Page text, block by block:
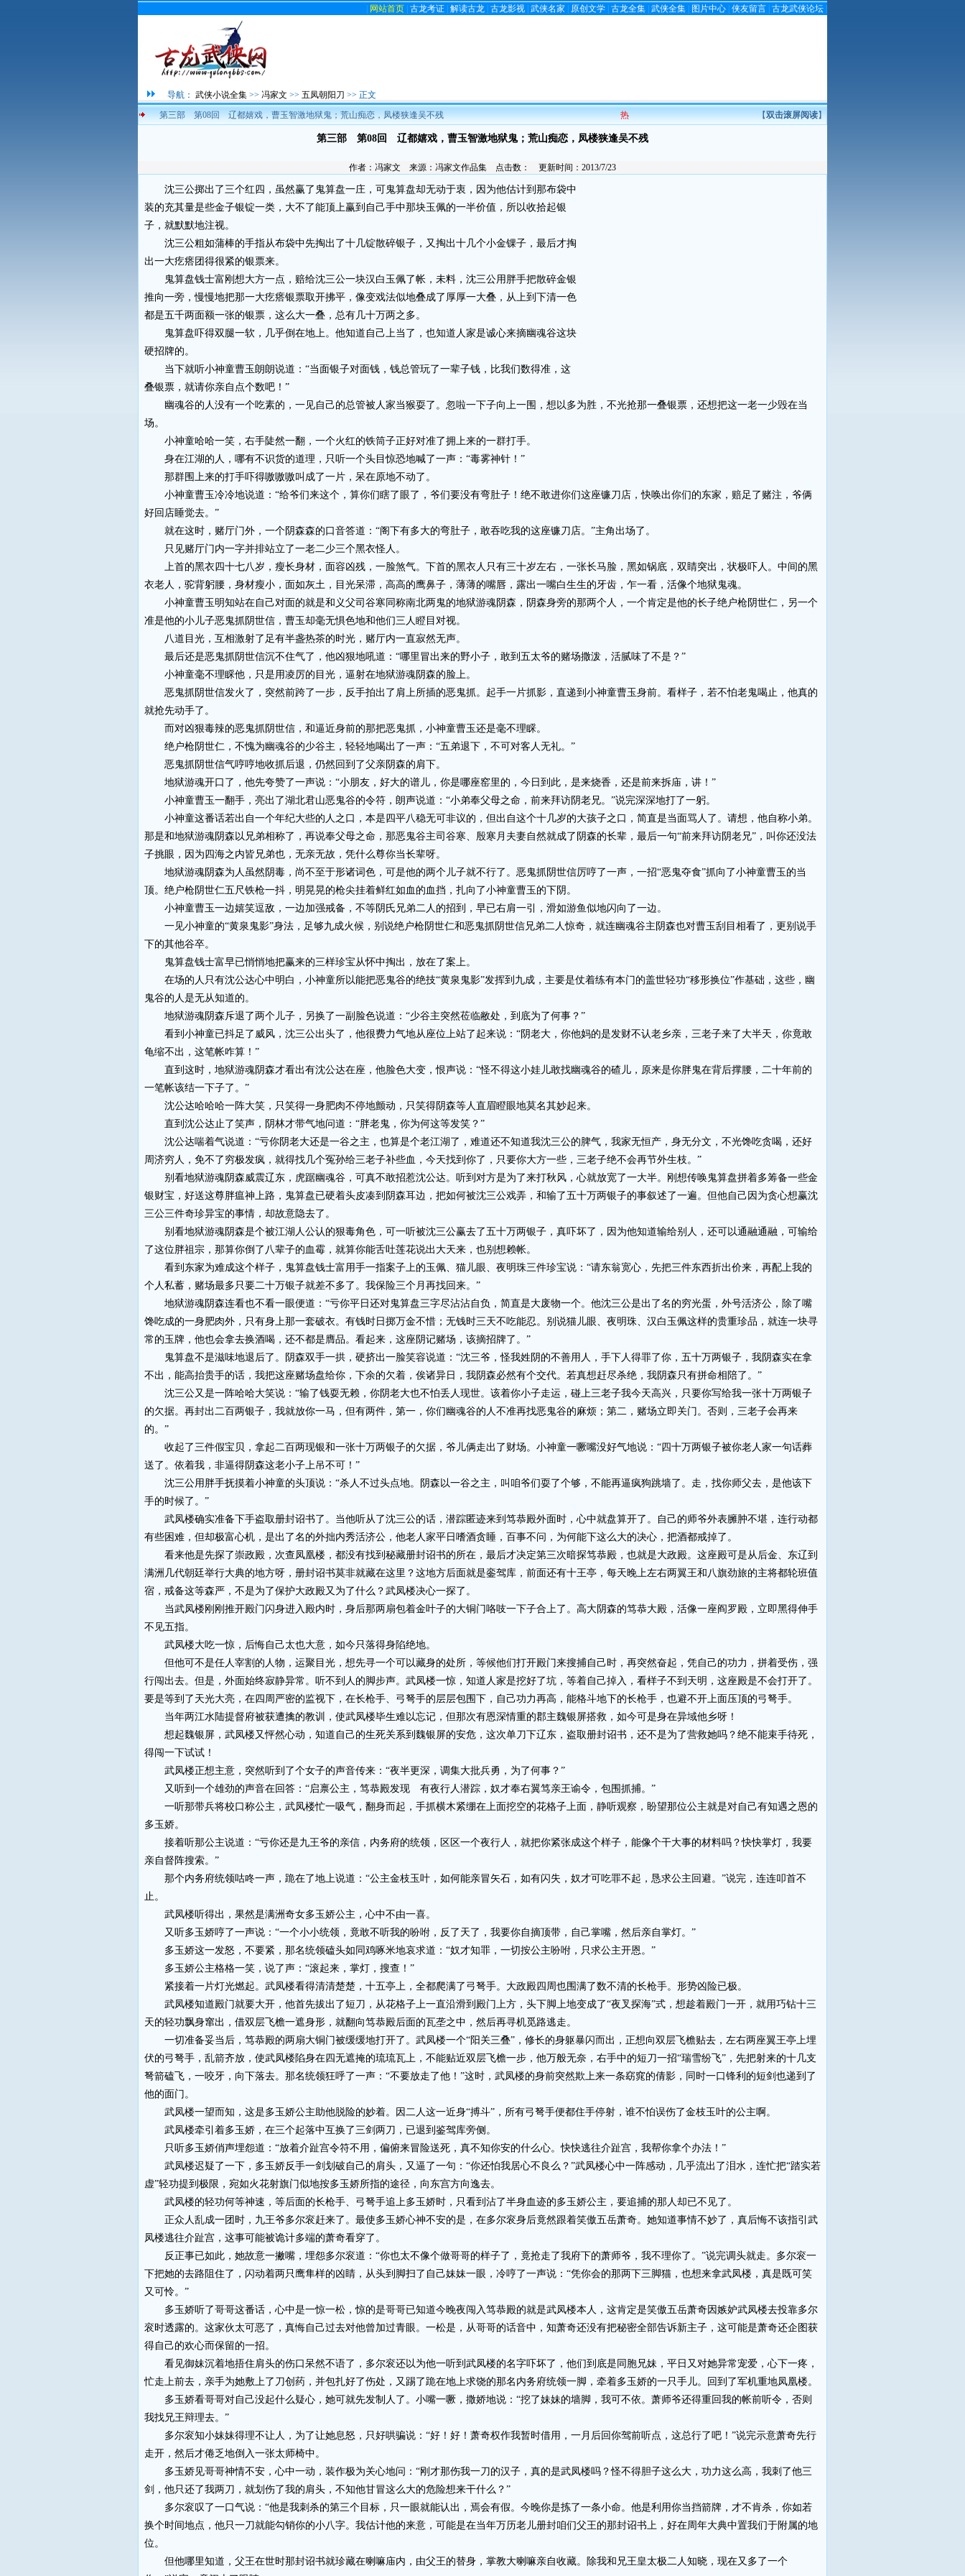
网站首页 古龙考证 解读古龙 古龙影视 武侠名家 原创文学 古龙全集 武侠全集 图片中心 侠友留言 古龙武侠论坛
导航： 武侠小说全集 >> 冯家文 >> 五凤朝阳刀 >> 正文
第三部 第08回 辽都嬉戏，曹玉智激地狱鬼；荒山痴恋，凤楼狭逢吴不残
热 【双击滚屏阅读】
第三部 第08回 辽都嬉戏，曹玉智激地狱鬼；荒山痴恋，凤楼狭逢吴不残
作者： 冯家文 来源： 冯家文作品集 点击数： 更新时间：2013/7/23
沈三公掷出了三个红四，虽然赢了鬼算盘一庄，可鬼算盘却无动于衷，因为他估计到那布袋中
装的充其量是些金子银锭一类，大不了能顶上赢到自己手中那块玉佩的一半价值，所以收拾起银
子，就默默地注视。
沈三公粗如蒲棒的手指从布袋中先掏出了十几锭散碎银子，又掏出十几个小金锞子，最后才掏
出一大疙瘩团得很紧的银票来。
鬼算盘钱士富刚想大方一点，赔给沈三公一块汉白玉佩了帐，未料，沈三公用胖手把散碎金银
推向一旁，慢慢地把那一大疙瘩银票取开拂平，像变戏法似地叠成了厚厚一大叠，从上到下清一色
都是五千两面额一张的银票，这么大一叠，总有几十万两之多。
鬼算盘吓得双腿一软，几乎倒在地上。他知道自己上当了，也知道人家是诚心来摘幽魂谷这块
硬招牌的。
当下就听小神童曹玉朗朗说道：“当面银子对面钱，钱总管玩了一辈子钱，比我们数得准，这
叠银票，就请你亲自点个数吧！”
幽魂谷的人没有一个吃素的，一见自己的总管被人家当猴耍了。忽啦一下子向上一围，想以多为胜，不光抢那一叠银票，还想把这一老一少毁在当
场。
小神童哈哈一笑，右手陡然一翻，一个火红的铁筒子正好对准了拥上来的一群打手。
身在江湖的人，哪有不识货的道理，只听一个头目惊恐地喊了一声：“毒雾神针！”
那群围上来的打手吓得嗷嗷嗷叫成了一片，呆在原地不动了。
小神童曹玉冷冷地说道：“给爷们来这个，算你们瞎了眼了，爷们要没有弯肚子！绝不敢进你们这座镰刀店，快唤出你们的东家，赔足了赌注，爷俩
好回店睡觉去。”
就在这时，赌厅门外，一个阴森森的口音答道：“阁下有多大的弯肚子，敢吞吃我的这座镰刀店。”主角出场了。
只见赌厅门内一字并排站立了一老二少三个黑衣怪人。
上首的黑衣四十七八岁，瘦长身材，面容凶残，一脸煞气。下首的黑衣人只有三十岁左右，一张长马脸，黑如锅底，双睛突出，状极吓人。中间的黑
衣老人，驼背躬腰，身材瘦小，面如灰土，目光呆滞，高高的鹰鼻子，薄薄的嘴唇，露出一嘴白生生的牙齿，乍一看，活像个地狱鬼魂。
小神童曹玉明知站在自己对面的就是和义父司谷寒同称南北两鬼的地狱游魂阴森，阴森身旁的那两个人，一个肯定是他的长子绝户枪阴世仁，另一个
准是他的小儿子恶鬼抓阴世信，曹玉却毫无惧色地和他们三人瞪目对视。
八道目光，互相激射了足有半盏热茶的时光，赌厅内一直寂然无声。
最后还是恶鬼抓阴世信沉不住气了，他凶狠地吼道：“哪里冒出来的野小子，敢到五太爷的赌场撒泼，活腻味了不是？”
小神童毫不理睬他，只是用凌厉的目光，逼射在地狱游魂阴森的脸上。
恶鬼抓阴世信发火了，突然前跨了一步，反手拍出了肩上所插的恶鬼抓。起手一片抓影，直递到小神童曹玉身前。看样子，若不怕老鬼喝止，他真的
就抢先动手了。
而对凶狠毒辣的恶鬼抓阴世信，和逼近身前的那把恶鬼抓，小神童曹玉还是毫不理睬。
绝户枪阴世仁，不愧为幽魂谷的少谷主，轻轻地喝出了一声：“五弟退下，不可对客人无礼。”
恶鬼抓阴世信气哼哼地收抓后退，仍然回到了父亲阴森的肩下。
地狱游魂开口了，他先夸赞了一声说：“小朋友，好大的谱儿，你是哪座窑里的，今日到此，是来烧香，还是前来拆庙，讲！”
小神童曹玉一翻手，亮出了湖北君山恶鬼谷的令符，朗声说道：“小弟奉父母之命，前来拜访阴老兄。”说完深深地打了一躬。
小神童这番话若出自一个年纪大些的人之口，本是四平八稳无可非议的，但出自这个十几岁的大孩子之口，简直是当面骂人了。请想，他自称小弟。
那是和地狱游魂阴森以兄弟相称了，再说奉父母之命，那恶鬼谷主司谷寒、殷寒月夫妻自然就成了阴森的长辈，最后一句“前来拜访阴老兄”，叫你还没法
子挑眼，因为四海之内皆兄弟也，无亲无故，凭什么尊你当长辈呀。
地狱游魂阴森为人虽然阴毒，尚不至于形诸词色，可是他的两个儿子就不行了。恶鬼抓阴世信厉哼了一声，一招“恶鬼夺食”抓向了小神童曹玉的当
顶。绝户枪阴世仁五尺铁枪一抖，明晃晃的枪尖挂着鲜红如血的血挡，扎向了小神童曹玉的下阴。
小神童曹玉一边嬉笑逗敌，一边加强戒备，不等阴氏兄弟二人的招到，早已右肩一引，滑如游鱼似地闪向了一边。
一见小神童的“黄泉鬼影”身法，足够九成火候，别说绝户枪阴世仁和恶鬼抓阴世信兄弟二人惊奇，就连幽魂谷主阴森也对曹玉刮目相看了，更别说手
下的其他谷卒。
鬼算盘钱士富早已悄悄地把赢来的三样珍宝从怀中掏出，放在了案上。
在场的人只有沈公达心中明白，小神童所以能把恶鬼谷的绝技“黄泉鬼影”发挥到九成，主要是仗着练有本门的盖世轻功“移形换位”作基础，这些，幽
鬼谷的人是无从知道的。
地狱游魂阴森斥退了两个儿子，另换了一副脸色说道：“少谷主突然莅临敝处，到底为了何事？”
看到小神童已抖足了威风，沈三公出头了，他很费力气地从座位上站了起来说：“阴老大，你他妈的是发财不认老乡亲，三老子来了大半天，你竟敢
龟缩不出，这笔帐咋算！”
直到这时，地狱游魂阴森才看出有沈公达在座，他脸色大变，恨声说：“怪不得这小娃儿敢找幽魂谷的碴儿，原来是你胖鬼在背后撑腰，二十年前的
一笔帐该结一下子了。”
沈公达哈哈哈一阵大笑，只笑得一身肥肉不停地颤动，只笑得阴森等人直眉瞪眼地莫名其妙起来。
直到沈公达止了笑声，阴林才带气地问道：“胖老鬼，你为何这等发笑？”
沈公达喘着气说道：“亏你阴老大还是一谷之主，也算是个老江湖了，难道还不知道我沈三公的脾气，我家无恒产，身无分文，不光馋吃贪喝，还好
周济穷人，免不了穷极发疯，就得找几个冤孙给三老子补些血，今天找到你了，只要你大方一些，三老子绝不会再节外生枝。”
别看地狱游魂阴森威震辽东，虎踞幽魂谷，可真不敢招惹沈公达。听到对方是为了来打秋风，心就放宽了一大半。刚想传唤鬼算盘拼着多筹备一些金
银财宝，好送这尊胖瘟神上路，鬼算盘已硬着头皮凑到阴森耳边，把如何被沈三公戏弄，和输了五十万两银子的事叙述了一遍。但他自己因为贪心想赢沈
三公三件奇珍异宝的事情，却故意隐去了。
别看地狱游魂阴森是个被江湖人公认的狠毒角色，可一听被沈三公赢去了五十万两银子，真吓坏了，因为他知道输给别人，还可以通融通融，可输给
了这位胖祖宗，那算你倒了八辈子的血霉，就算你能舌吐莲花说出大天来，也别想赖帐。
看到东家为难成这个样子，鬼算盘钱士富用手一指案子上的玉佩、猫儿眼、夜明珠三件珍宝说：“请东翁宽心，先把三件东西折出价来，再配上我的
个人私蓄，赌场最多只要二十万银子就差不多了。我保险三个月再找回来。”
地狱游魂阴森连看也不看一眼便道：“亏你平日还对鬼算盘三字尽沾沾自负，简直是大废物一个。他沈三公是出了名的穷光蛋，外号活济公，除了嘴
馋吃成的一身肥肉外，只有身上那一套破衣。有钱时日掷万金不惜；无钱时三天不吃能忍。别说猫儿眼、夜明珠、汉白玉佩这样的贵重珍品，就连一块寻
常的玉牌，他也会拿去换酒喝，还不都是膺品。看起来，这座阴记赌场，该摘招牌了。”
鬼算盘不是滋味地退后了。阴森双手一拱，硬挤出一脸笑容说道：“沈三爷，怪我姓阴的不善用人，手下人得罪了你，五十万两银子，我阴森实在拿
不出，能高抬贵手的话，我把这座赌场盘给你，下余的欠着，俟诸异日，我阴森必然有个交代。若真想赶尽杀绝，我阴森只有拼命相陪了。”
沈三公又是一阵哈哈大笑说：“输了钱耍无赖，你阴老大也不怕丢人现世。该着你小子走运，碰上三老子我今天高兴，只要你写给我一张十万两银子
的欠据。再封出二百两银子，我就放你一马，但有两件，第一，你们幽魂谷的人不准再找恶鬼谷的麻烦；第二，赌场立即关门。否则，三老子会再来
的。”
收起了三件假宝贝，拿起二百两现银和一张十万两银子的欠据，爷儿俩走出了财场。小神童一噘嘴没好气地说：“四十万两银子被你老人家一句话葬
送了。依着我，非逼得阴森这老小子上吊不可！”
沈三公用胖手抚摸着小神童的头顶说：“杀人不过头点地。阴森以一谷之主，叫咱爷们耍了个够，不能再逼疯狗跳墙了。走，找你师父去，是他该下
手的时候了。”
武凤楼确实准备下手盗取册封诏书了。当他听从了沈三公的话，潜踪匿迹来到笃恭殿外面时，心中就盘算开了。自己的师爷外表臃肿不堪，连行动都
有些困难，但却极富心机，是出了名的外拙内秀活济公，他老人家平日嗜酒贪睡，百事不问，为何能下这么大的决心，把酒都戒掉了。
看来他是先探了崇政殿，次查凤凰楼，都没有找到秘藏册封诏书的所在，最后才决定第三次暗探笃恭殿，也就是大政殿。这座殿可是从后金、东辽到
满洲几代朝廷举行大典的地方呀，册封诏书莫非就藏在这里？这地方后面就是銮驾库，前面还有十王亭，每天晚上左右两翼王和八旗劲旅的主将都轮班值
宿，戒备这等森严，不是为了保护大政殿又为了什么？武凤楼决心一探了。
当武凤楼刚刚推开殿门闪身进入殿内时，身后那两扇包着金叶子的大铜门咯吱一下子合上了。高大阴森的笃恭大殿，活像一座阎罗殿，立即黑得伸手
不见五指。
武凤楼大吃一惊，后悔自己太也大意，如今只落得身陷绝地。
但他可不是任人宰割的人物，运聚目光，想先寻一个可以藏身的处所，等候他们打开殿门来搜捕自己时，再突然奋起，凭自己的功力，拼着受伤，强
行闯出去。但是，外面始终寂静异常。听不到人的脚步声。武凤楼一惊，知道人家是挖好了坑，等着自己掉入，看样子不到天明，这座殿是不会打开了。
要是等到了天光大亮，在四周严密的监视下，在长枪手、弓弩手的层层包围下，自己功力再高，能格斗地下的长枪手，也避不开上面压顶的弓弩手。
当年两江水陆提督府被获遭擒的教训，使武凤楼毕生难以忘记，但那次有恩深情重的郡主魏银屏搭救，如今可是身在异域他乡呀！
想起魏银屏，武凤楼又怦然心动，知道自己的生死关系到魏银屏的安危，这次单刀下辽东，盗取册封诏书，还不是为了营救她吗？绝不能束手待死，
得闯一下试试！
武凤楼正想主意，突然听到了个女子的声音传来：“夜半更深，调集大批兵勇，为了何事？”
又听到一个雄劲的声音在回答：“启禀公主，笃恭殿发现 有夜行人潜踪，奴才奉右翼笃亲王谕令，包围抓捕。”
一听那带兵将校口称公主，武凤楼忙一吸气，翻身而起，手抓横木紧绷在上面挖空的花格子上面，静听观察，盼望那位公主就是对自己有知遇之恩的
多玉娇。
接着听那公主说道：“亏你还是九王爷的亲信，内务府的统领，区区一个夜行人，就把你紧张成这个样子，能像个干大事的材料吗？快快掌灯，我要
亲自督阵搜索。”
那个内务府统领咕咚一声，跪在了地上说道：“公主金枝玉叶，如何能亲冒矢石，如有闪失，奴才可吃罪不起，恳求公主回避。”说完，连连叩首不
止。
武凤楼听得出，果然是满洲奇女多玉娇公主，心中不由一喜。
又听多玉娇哼了一声说：“一个小小统领，竟敢不听我的吩咐，反了天了，我要你自摘顶带，自己掌嘴，然后亲自掌灯。”
多玉娇这一发怒，不要紧，那名统领磕头如同鸡啄米地哀求道：“奴才知罪，一切按公主吩咐，只求公主开恩。”
多玉娇公主格格一笑，说了声：“滚起来，掌灯，搜查！”
紧接着一片灯光燃起。武凤楼看得清清楚楚，十五亭上，全都爬满了弓弩手。大政殿四周也围满了数不清的长枪手。形势凶险已极。
武凤楼知道殿门就要大开，他首先拔出了短刀，从花格子上一直沿滑到殿门上方，头下脚上地变成了“夜叉探海”式，想趁着殿门一开，就用巧钻十三
天的轻功飘身窜出，借双层飞檐一遮身形，就翻向笃恭殿后面的瓦垄之中，然后再寻机觅路逃走。
一切准备妥当后，笃恭殿的两扇大铜门被缓缓地打开了。武凤楼一个“阳关三叠”，修长的身躯暴闪而出，正想向双层飞檐贴去，左右两座翼王亭上埋
伏的弓弩手，乱箭齐放，使武凤楼陷身在四无遮掩的琉琉瓦上，不能贴近双层飞檐一步，他万般无奈，右手中的短刀一招“瑞雪纷飞”，先把射来的十几支
弩箭磕飞，一咬牙，向下落去。那名统领狂呼了一声：“不要放走了他！”这时，武凤楼的身前突然欺上来一条窈窕的倩影，同时一口锋利的短剑也递到了
他的面门。
武凤楼一望而知，这是多玉娇公主助他脱险的妙着。因二人这一近身“搏斗”，所有弓弩手便都住手停射，谁不怕误伤了金枝玉叶的公主啊。
武凤楼牵引着多玉娇，在三个起落中互换了三剑两刀，已退到鉴驾库旁侧。
只听多玉娇俏声埋怨道：“放着介趾宫令符不用，偏俯来冒险送死，真不知你安的什么心。快快逃往介趾宫，我帮你拿个办法！”
武凤楼迟疑了一下，多玉娇反手一剑划破自己的肩头，又逼了一句：“你还怕我居心不良么？”武凤楼心中一阵感动，几乎流出了泪水，连忙把“踏实若
虚”轻功提到极限，宛如火花射旗门似地按多玉娇所指的途径，向东宫方向逸去。
武凤楼的轻功何等神速，等后面的长枪手、弓弩手追上多玉娇时，只看到沾了半身血迹的多玉娇公主，要追捕的那人却已不见了。
正众人乱成一团时，九王爷多尔衮赶来了。最使多玉娇心神不安的是，在多尔衮身后竟然跟着笑傲五岳萧奇。她知道事情不妙了，真后悔不该指引武
凤楼逃往介趾宫，这事可能被诡计多端的萧奇看穿了。
反正事已如此，她故意一撇嘴，埋怨多尔衮道：“你也太不像个做哥哥的样子了，竟抢走了我府下的萧师爷，我不理你了。”说完调头就走。多尔衮一
下把她的去路阻住了，闪动着两只鹰隼样的凶睛，从头到脚扫了自己妹妹一眼，冷哼了一声说：“凭你会的那两下三脚猫，也想来拿武凤楼，真是既可笑
又可怜。”
多玉娇听了哥哥这番话，心中是一惊一松，惊的是哥哥已知道今晚夜闯入笃恭殿的就是武凤楼本人，这肯定是笑傲五岳萧奇因嫉妒武凤楼去投靠多尔
衮时透露的。这家伙太可恶了，真悔自己过去对他曾加过青眼。一松是，从哥哥的话音中，知萧奇还没有把秘密全部告诉新主子，这可能是萧奇还企图获
得自己的欢心而保留的一招。
看见御妹沉着地捂住肩头的伤口呆然不语了，多尔衮还以为他一听到武凤楼的名字吓坏了，他们到底是同胞兄妹，平日又对她异常宠爱，心下一疼，
忙走上前去，亲手为她敷上了刀创药，并包扎好了伤处，又踢了跪在地上求饶的那名内务府统领一脚，牵着多玉娇的一只手儿。回到了军机重地凤凰楼。
多玉娇看哥哥对自己没起什么疑心，她可就先发制人了。小嘴一噘，撒娇地说：“挖了妹妹的墙脚，我可不依。萧师爷还得重回我的帐前听令，否则
我找兄王辩理去。”
多尔衮知小妹妹得理不让人，为了让她息怒，只好哄骗说：“好！好！萧奇权作我暂时借用，一月后回你驾前听点，这总行了吧！”说完示意萧奇先行
走开，然后才倦乏地倒入一张太师椅中。
多玉娇见哥哥神情不安，心中一动，装作极为关心地问：“刚才那伤我一刀的汉子，真的是武凤楼吗？怪不得胆子这么大，功力这么高，我刺了他三
剑，他只还了我两刀，就划伤了我的肩头，不知他甘冒这么大的危险想来干什么？”
多尔衮叹了一口气说：“他是我刺杀的第三个目标，只一眼就能认出，焉会有假。今晚你是拣了一条小命。他是利用你当挡箭牌，才不肯杀，你如若
换个时间地点，他只一刀就能勾销你的小八字。我估计他的来意，可能是在当年万历老儿册封咱们父王的那封诏书上，好在周年大典中置我们于附属的地
位。
但他哪里知道，父王在世时那封诏书就珍藏在喇嘛庙内，由父王的替身，掌教大喇嘛亲自收藏。除我和兄王皇太极二人知晓，现在又多了一个